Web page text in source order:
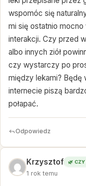
wspomóc się
mi się ostatnio mocno
interakcji. Czy przed
albo innych ziół
czy wystarczy po
między lekami? Będę
internecie piszą
połapać.
Odpowiedz
Krzysztof 🌿
1 rok temu